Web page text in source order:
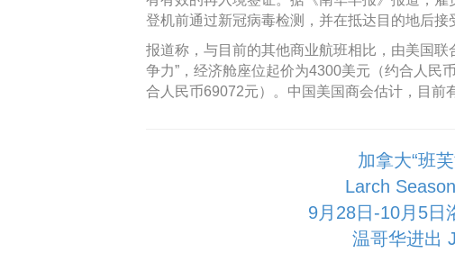
登机前通过新冠病毒检测，并在抵达目的地后接
报道称，与目前的其他商业航班相比，由美国
争力”，经济舱座位起价为4300美元（约合人民
合人民币69072元）。中国美国商会估计，目前
加拿大“班
Larch
9月28日-10月5日
温哥华进出